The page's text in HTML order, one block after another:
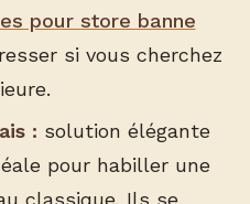
pour store banne
si vous cherchez
: solution élégante
pour habiller une
classique. Ils se